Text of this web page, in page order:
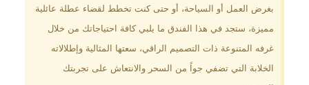
من أهم المعالم السياحية. إطلالات
الخضراء. مرافق متكاملة تشمل
مسبحًا داخليًا، سبا، صالة ألعاب
رياضية، ومطاعم عالمية.
بغرض العمل أو السياحة، أو حتى كنت تخطط لقضاء عطلة عائلية
مميزة، ستجد في هذا الفندق ما يلبي كافة احتياجاتك من خلال
غرفه المتنوعة ذات التصميم الراقي، سعتها المثالية وإطلالاته
الخلابة التي تضفي جواً من السحر والانتعاش على تجربتك